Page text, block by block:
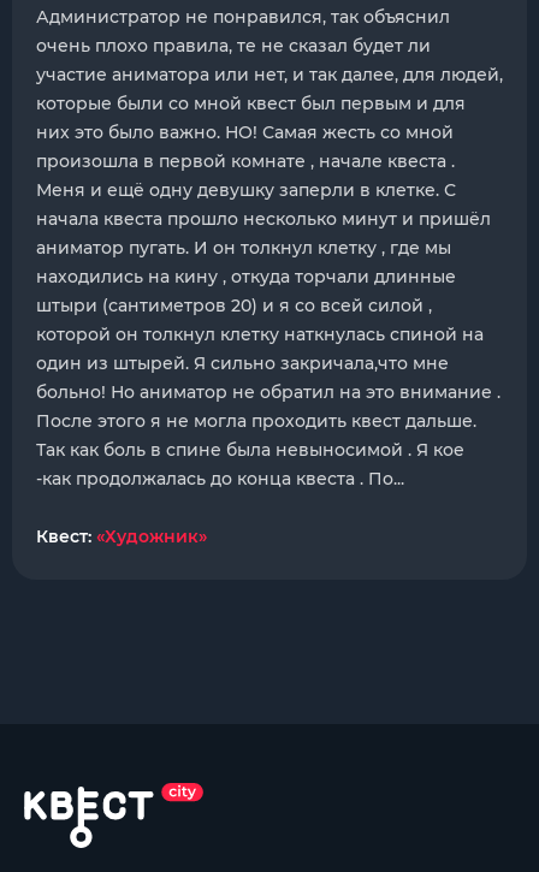
Администратор не понравился, так объяснил
очень плохо правила, те не сказал будет ли
участие аниматора или нет, и так далее, для людей,
которые были со мной квест был первым и для
них это было важно. НО! Самая жесть со мной
произошла в первой комнате , начале квеста .
Меня и ещё одну девушку заперли в клетке. С
начала квеста прошло несколько минут и пришёл
аниматор пугать. И он толкнул клетку , где мы
находились на кину , откуда торчали длинные
штыри (сантиметров 20) и я со всей силой ,
которой он толкнул клетку наткнулась спиной на
один из штырей. Я сильно закричала,что мне
больно! Но аниматор не обратил на это внимание .
После этого я не могла проходить квест дальше.
Так как боль в спине была невыносимой . Я кое
-как продолжалась до конца квеста . По...
Квест: «Художник»